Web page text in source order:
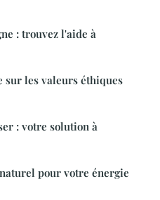
: trouvez l'aide à
sur les valeurs éthiques
: votre solution à
pour votre énergie